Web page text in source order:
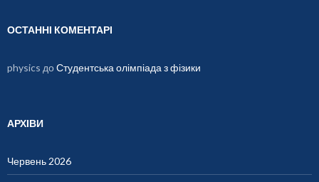
ОСТАННІ КОМЕНТАРІ
physics доСтудентська олімпіада з фізики
АРХІВИ
Червень 2026